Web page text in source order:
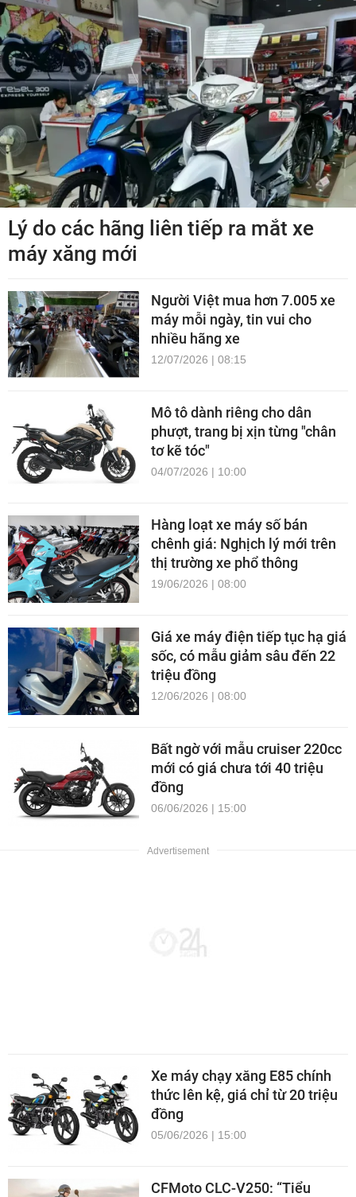
Lý do các hãng liên tiếp ra mắt xe
máy xăng mới
Người Việt mua hơn 7.005 xe
máy mỗi ngày, tin vui cho
nhiều hãng xe
12/07/2026 | 08:15
Mô tô dành riêng cho dân
phượt, trang bị xịn từng "chân
tơ kẽ tóc"
04/07/2026 | 10:00
Hàng loạt xe máy số bán
chênh giá: Nghịch lý mới trên
thị trường xe phổ thông
19/06/2026 | 08:00
Giá xe máy điện tiếp tục hạ giá
sốc, có mẫu giảm sâu đến 22
triệu đồng
12/06/2026 | 08:00
Bất ngờ với mẫu cruiser 220cc
mới có giá chưa tới 40 triệu
đồng
06/06/2026 | 15:00
Xe máy chạy xăng E85 chính
thức lên kệ, giá chỉ từ 20 triệu
đồng
05/06/2026 | 15:00
CFMoto CLC-V250: “Tiểu